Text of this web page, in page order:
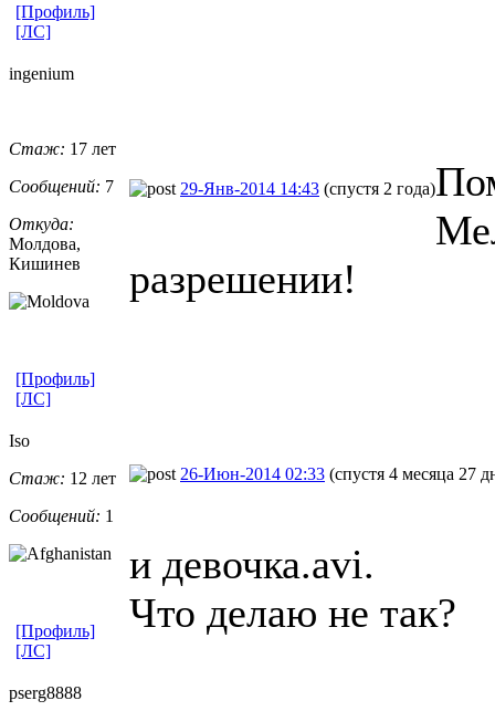
[Профиль]
[ЛС]
ingenium
Стаж: 17 лет
Сообщений: 7
Откуда:
Молдова,
Кишинев
29-Янв-2014 14:43 (спустя 2 года)
разрешении!
[Профиль]
[ЛС]
Iso
Стаж: 12 лет
Сообщений: 1
26-Июн-2014 02:33 (спустя 4 месяца 27
и девочка.avi.
Что делаю не так?
[Профиль]
[ЛС]
pserg8888